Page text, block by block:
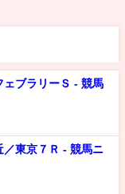
ェブラリーＳ - 競馬
／東京７Ｒ - 競馬ニ